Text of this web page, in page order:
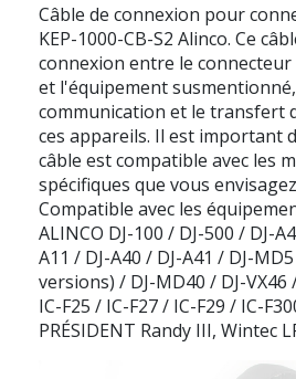
Câble de connexion pour
KEP-1000-CB-S2 Alinco. Ce
connexion entre le connecteur
et l'équipement
communication et le transfert
ces appareils. Il est important
câble est compatible avec les
spécifiques que vous
Compatible avec les
ALINCO DJ-100 / DJ-500 / DJ-
A11 / DJ-A40 / DJ-A41 / DJ-
versions) / DJ-MD40 / DJ-VX46
IC-F25 / IC-F27 / IC-F29 / IC-
PRÉSIDENT Randy III, Wintec